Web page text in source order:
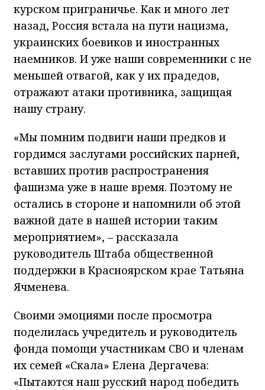
курском приграничье. Как и много лет
назад, Россия встала на пути нацизма,
украинских боевиков и иностранных
наемников. И уже наши современники с не
меньшей отвагой, как у их прадедов,
отражают атаки противника, защищая
нашу страну.
«Мы помним подвиги наши предков и
гордимся заслугами российских парней,
вставших против распространения
фашизма уже в наше время. Поэтому не
остались в стороне и напомнили об этой
важной дате в нашей истории таким
мероприятием», – рассказала
руководитель Штаба общественной
поддержки в Красноярском крае Татьяна
Ячменева.
Своими эмоциями после просмотра
поделилась учредитель и руководитель
фонда помощи участникам СВО и членам
их семей «Скала» Елена Дергачева:
«Пытаются наш русский народ победить